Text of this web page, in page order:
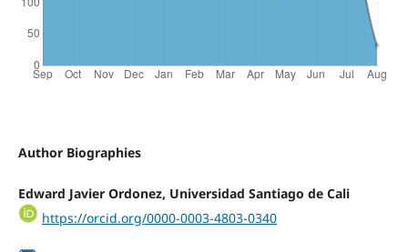
Author Biographies
Edward Javier Ordonez, Universidad Santiago de Cali
https://orcid.org/0000-0003-4803-0340